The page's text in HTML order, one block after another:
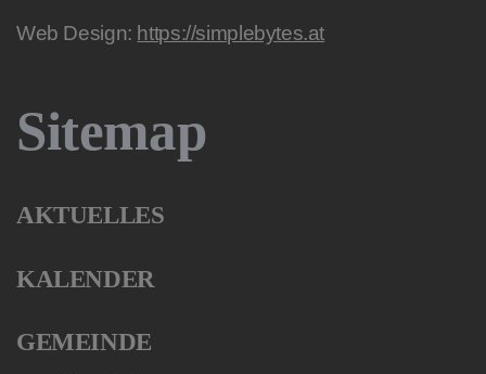
Web Design: https://simplebytes.at
Sitemap
AKTUELLES
KALENDER
GEMEINDE